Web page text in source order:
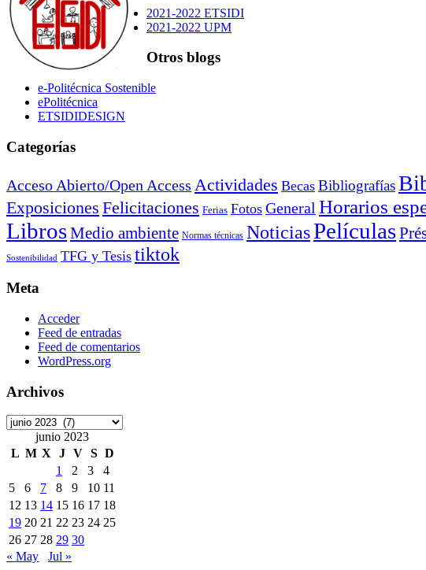
2021-2022 ETSIDI
2021-2022 UPM
Otros blogs
e-Politécnica Sostenible
ePolitécnica
ETSIDIDESIGN
Categorías
Acceso Abierto/Open Access Actividades Becas Bibliografías
Exposiciones Felicitaciones Ferias Fotos General Horarios
LibrosMedio ambiente Normas técnicas NoticiasPelículas
Sostenibilidad TFG y Tesis tiktok
Meta
Acceder
Feed de entradas
Feed de comentarios
WordPress.org
Archivos
Archivos
junio 2023
L M X J V S D
1
2 3
4
5
6 7 8 9 10 11
12 13 14 15 16 17 18
19 20 21 22 23 24 25
26 27 28 29 30
« May
Jul »